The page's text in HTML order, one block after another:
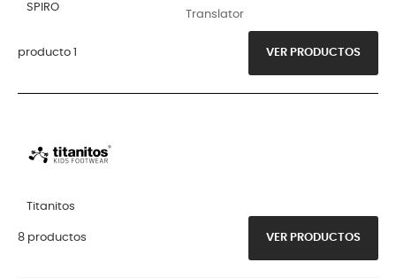
SPIRO
Translator
producto 1 VER PRODUCTOS
Titanitos
8 productos VER PRODUCTOS